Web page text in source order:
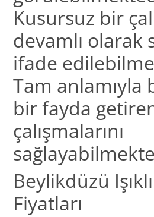
Kusursuz bir
devamlı olarak
ifade
Tam anlamıyla
bir fayda
çalışmalarını
Beylikdüzü
Fiyatları